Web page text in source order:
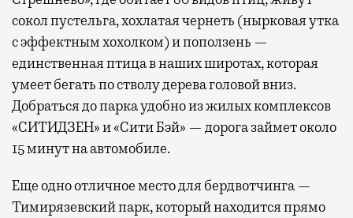
сокол пустельга, хохлатая чернеть (нырковая утка
с эффектным хохолком) и поползень —
единственная птица в наших широтах, которая
умеет бегать по стволу дерева головой вниз.
Добраться до парка удобно из жилых комплексов
«СИТИДЗЕН» и «Сити Бэй» — дорога займет около
15 минут на автомобиле.
Еще одно отличное место для бердвотчинга —
Тимирязевский парк, который находится прямо